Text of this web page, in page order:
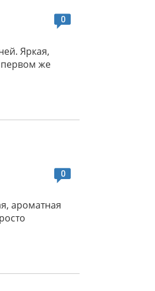
0
Яркая,
первом же
0
ароматная